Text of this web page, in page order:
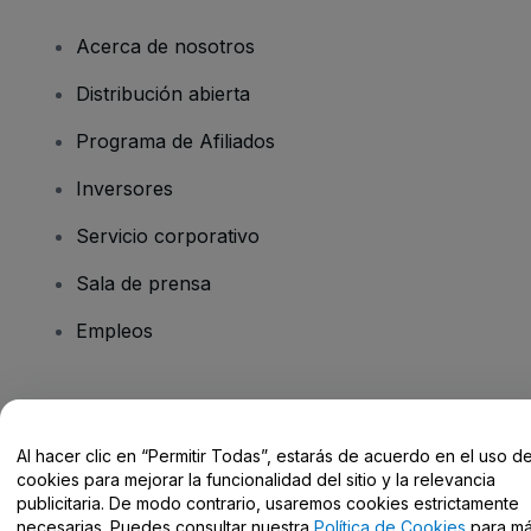
Acerca de nosotros
Distribución abierta
Programa de Afiliados
Inversores
Servicio corporativo
Sala de prensa
Empleos
Centro de Ayuda / Contacto
Al hacer clic en “Permitir Todas”, estarás de acuerdo en el uso
cookies para mejorar la funcionalidad del sitio y la relevancia
publicitaria. De modo contrario, usaremos cookies estrictamente
necesarias. Puedes consultar nuestra Política de Cookies para